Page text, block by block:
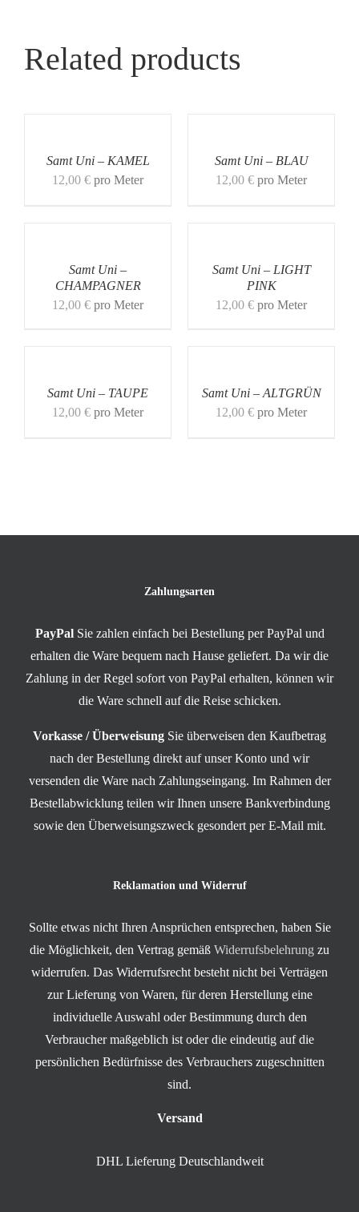
Related products
Samt Uni – KAMEL
12,00 € pro Meter
Samt Uni – BLAU
12,00 € pro Meter
Samt Uni –
CHAMPAGNER
12,00 € pro Meter
Samt Uni – LIGHT
PINK
12,00 € pro Meter
Samt Uni – TAUPE
12,00 € pro Meter
Samt Uni – ALTGRÜN
12,00 € pro Meter
Zahlungsarten
PayPal Sie zahlen einfach bei Bestellung per PayPal und
erhalten die Ware bequem nach Hause geliefert. Da wir die
Zahlung in der Regel sofort von PayPal erhalten, können wir
die Ware schnell auf die Reise schicken.
Vorkasse / Überweisung Sie überweisen den Kaufbetrag
nach der Bestellung direkt auf unser Konto und wir
versenden die Ware nach Zahlungseingang. Im Rahmen der
Bestellabwicklung teilen wir Ihnen unsere Bankverbindung
sowie den Überweisungszweck gesondert per E-Mail mit.
Reklamation und Widerruf
Sollte etwas nicht Ihren Ansprüchen entsprechen, haben Sie
die Möglichkeit, den Vertrag gemäß Widerrufsbelehrung zu
widerrufen. Das Widerrufsrecht besteht nicht bei Verträgen
zur Lieferung von Waren, für deren Herstellung eine
individuelle Auswahl oder Bestimmung durch den
Verbraucher maßgeblich ist oder die eindeutig auf die
persönlichen Bedürfnisse des Verbrauchers zugeschnitten
sind.
Versand
DHL Lieferung Deutschlandweit